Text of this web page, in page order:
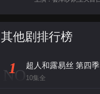
主演：不齐男团
刀尖舞者
主演：赵菲,储小蕾
其他剧排行榜
NO
1 超人和露易丝 第四季
10集全